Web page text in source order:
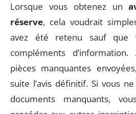
Lorsque vous obtenez un
réserve, cela voudrait
avez été retenu sauf que
compléments
pièces manquantes
suite l’avis définitif. Si vous
documents manquants,